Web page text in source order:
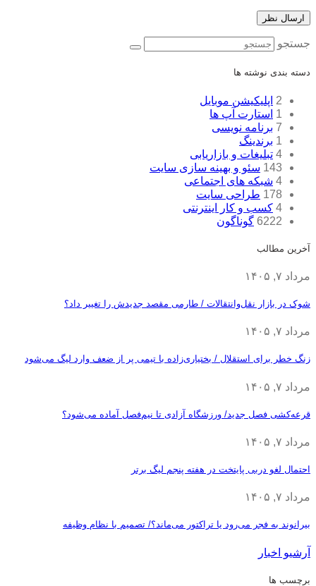
جستجو
دسته بندی نوشته ها
2 اپلیکیشن موبایل
1 استارت آپ ها
7 برنامه نویسی
1 برندینگ
4 تبلیغات و بازاریابی
143 سئو و بهینه سازی سایت
4 شبکه های اجتماعی
178 طراحی سایت
4 کسب و کار اینترنتی
6222 گوناگون
آخرین مطالب
مرداد ۷, ۱۴۰۵
شوک در بازار نقل‌وانتقالات / طارمی مقصد جدیدش را تغییر داد؟
مرداد ۷, ۱۴۰۵
زنگ خطر برای استقلال / بختیاری‌زاده با تیمی پر از ضعف وارد لیگ می‌شود
مرداد ۷, ۱۴۰۵
قرعه‎‌کشی فصل جدید/ ورزشگاه آزادی تا نیم‌فصل آماده می‌شود؟
مرداد ۷, ۱۴۰۵
احتمال لغو دربی پایتخت در هفته پنجم لیگ برتر
مرداد ۷, ۱۴۰۵
بیرانوند به فجر می‌رود یا تراکتور می‌ماند؟/ تصمیم با نظام وظیفه
آرشیو اخبار
برچسب ها